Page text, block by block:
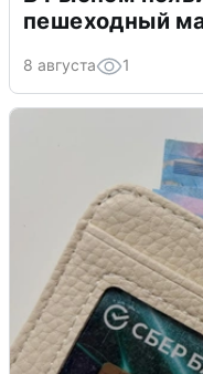
пешеходный
8 августа 1